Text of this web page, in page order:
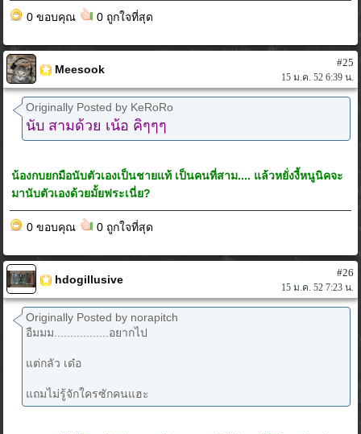
0 ขอบคุณ 0 ถูกใจที่สุด
Meesook
#25
15 ม.ค. 52 6:39 น.
Originally Posted by KeRoRo
นับ สามด้วย เน้อ คิๆๆๆ
น้องกบยกมือนับตัวเองเป็นชายแท้ เป็นคนที่สาม.... แล้วหยั่งงี้หนูนิคจะ
มานับตัวเองด้วยมั้ยฟระเนี่ย?
0 ขอบคุณ 0 ถูกใจที่สุด
hdogillusive
#26
15 ม.ค. 52 7:23 น.
Originally Posted by norapitch
อืมมม.................อยากไป
แต่กลัว เด๋อ
แถมไม่รู้จักใครซักคนแฮะ